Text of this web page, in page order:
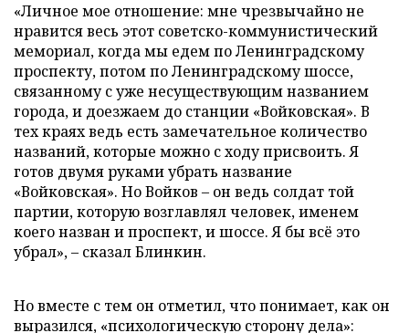
«Личное мое отношение: мне чрезвычайно не
нравится весь этот советско-коммунистический
мемориал, когда мы едем по Ленинградскому
проспекту, потом по Ленинградскому шоссе,
связанному с уже несуществующим названием
города, и доезжаем до станции «Войковская». В
тех краях ведь есть замечательное количество
названий, которые можно с ходу присвоить. Я
готов двумя руками убрать название
«Войковская». Но Войков – он ведь солдат той
партии, которую возглавлял человек, именем
коего назван и проспект, и шоссе. Я бы всё это
убрал», – сказал Блинкин.
Но вместе с тем он отметил, что понимает, как он
выразился, «психологическую сторону дела»: